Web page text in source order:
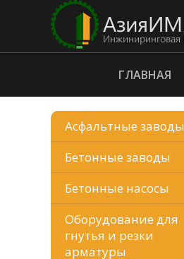
ГЛАВНАЯ
Асфальтные заводы
Бетонные заводы
Бетонные насосы
Оборудование для
гнутья и резки
арматуры